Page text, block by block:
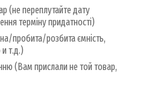
(не переплутайте дату
терміну придатності)
пробита/розбита ємність,
т.д.)
(Вам прислали не той товар,